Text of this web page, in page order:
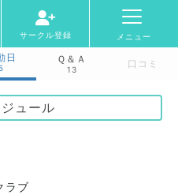
サークル登録 メニュー
日
5
Ｑ＆Ａ
13 口コミ
ュール
ラブ